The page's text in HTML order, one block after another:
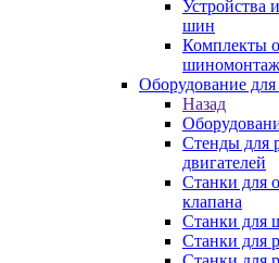
Устройства
шин
Комплекты
Оборудование для
Назад
Стенды для
двигателей
Станки для
клапана
Станки для
Станки для